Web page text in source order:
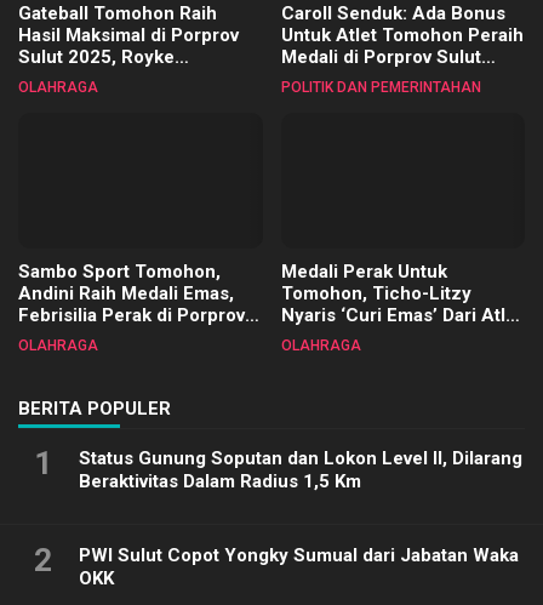
Gateball Tomohon Raih
Hasil Maksimal di Porprov
Sulut 2025, Royke
Tangkawarouw Ucapkan
OLAHRAGA
Caroll Senduk: Ada Bonus
Untuk Atlet Tomohon Peraih
Medali di Porprov Sulut
2025
POLITIK DAN PEMERINTAHAN
Sambo Sport Tomohon,
Andini Raih Medali Emas,
Febrisilia Perak di Porprov
Sulut 2025
OLAHRAGA
Medali Perak Untuk
Tomohon, Ticho-Litzy
Nyaris ‘Curi Emas’ Dari Atlet
Biliar PON di Porprov Sulut
OLAHRAGA
BERITA POPULER
1
Status Gunung Soputan dan Lokon Level II, Dilarang
Beraktivitas Dalam Radius 1,5 Km
2
PWI Sulut Copot Yongky Sumual dari Jabatan Waka
OKK